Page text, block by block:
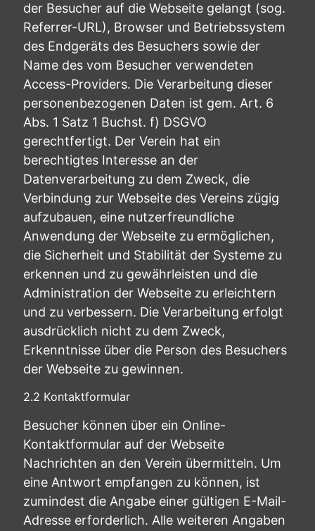
der Besucher auf die Webseite gelangt (sog.
Referrer-URL), Browser und Betriebssystem
des Endgeräts des Besuchers sowie der
Name des vom Besucher verwendeten
Access-Providers. Die Verarbeitung dieser
personenbezogenen Daten ist gem. Art. 6
Abs. 1 Satz 1 Buchst. f) DSGVO
gerechtfertigt. Der Verein hat ein
berechtigtes Interesse an der
Datenverarbeitung zu dem Zweck, die
Verbindung zur Webseite des Vereins zügig
aufzubauen, eine nutzerfreundliche
Anwendung der Webseite zu ermöglichen,
die Sicherheit und Stabilität der Systeme zu
erkennen und zu gewährleisten und die
Administration der Webseite zu erleichtern
und zu verbessern. Die Verarbeitung erfolgt
ausdrücklich nicht zu dem Zweck,
Erkenntnisse über die Person des Besuchers
der Webseite zu gewinnen.
2.2 Kontaktformular
Besucher können über ein Online-
Kontaktformular auf der Webseite
Nachrichten an den Verein übermitteln. Um
eine Antwort empfangen zu können, ist
zumindest die Angabe einer gültigen E-Mail-
Adresse erforderlich. Alle weiteren Angaben